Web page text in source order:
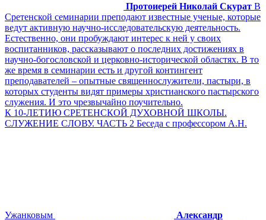
Протоиерей Николай Скурат В
Сретенской семинарии преподают известные ученые, которые
ведут активную научно-исследовательскую деятельность.
Естественно, они пробуждают интерес к ней у своих
воспитанников, рассказывают о последних достижениях в
научно-богословской и церковно-исторической областях. В то
же время в семинарии есть и другой контингент
преподавателей – опытные священнослужители, пастыри, в
которых студенты видят примеры христианского пастырского
служения. И это чрезвычайно поучительно.
К 10-ЛЕТИЮ СРЕТЕНСКОЙ ДУХОВНОЙ ШКОЛЫ.
СЛУЖЕНИЕ СЛОВУ. ЧАСТЬ 2 Беседа с профессором А.Н.
Ужанковым
Александр